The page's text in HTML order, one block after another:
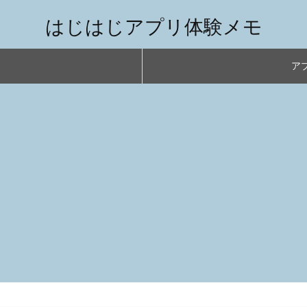
はじはじアプリ体験メモ
ア